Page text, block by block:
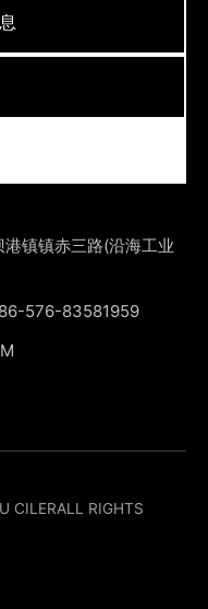
镇镇赤三路(沿海工业
576-83581959
CILERALL RIGHTS